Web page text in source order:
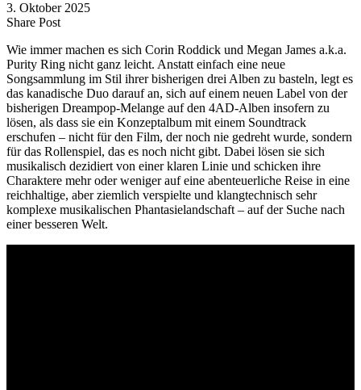
3. Oktober 2025
Share PostShare
Facebook
Copy
to
clipboard
Send
via
eMail
Wie immer machen es sich Corin Roddick und Megan James a.k.a.
Purity Ring nicht ganz leicht. Anstatt einfach eine neue
Songsammlung im Stil ihrer bisherigen drei Alben zu basteln, legt es
das kanadische Duo darauf an, sich auf einem neuen Label von der
bisherigen Dreampop-Melange auf den 4AD-Alben insofern zu
lösen, als dass sie ein Konzeptalbum mit einem Soundtrack
erschufen – nicht für den Film, der noch nie gedreht wurde, sondern
für das Rollenspiel, das es noch nicht gibt. Dabei lösen sie sich
musikalisch dezidiert von einer klaren Linie und schicken ihre
Charaktere mehr oder weniger auf eine abenteuerliche Reise in eine
reichhaltige, aber ziemlich verspielte und klangtechnisch sehr
komplexe musikalischen Phantasielandschaft – auf der Suche nach
einer besseren Welt.